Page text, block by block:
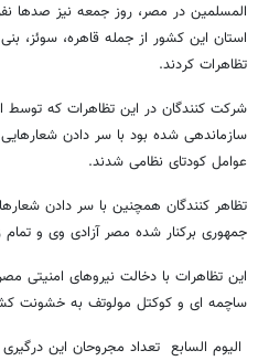
المسلمین در مصر، روز جمعه نیز صدها
استان این کشور از جمله قاهره، سوئز،
تظاهرات کردند.
شرکت کنندگان در این تظاهرات که
سازماندهی شده بود با سر دادن
عوامل کودتای نظامی شدند.
تظاهر کنندگان همچنین با سر دادن
جمهوری برکنار شده مصر آزادی وی و تمام
این تظاهرات با دخالت نیروهای امنیتی
ساچمه ای و کوکتل مولوتف به خشونت